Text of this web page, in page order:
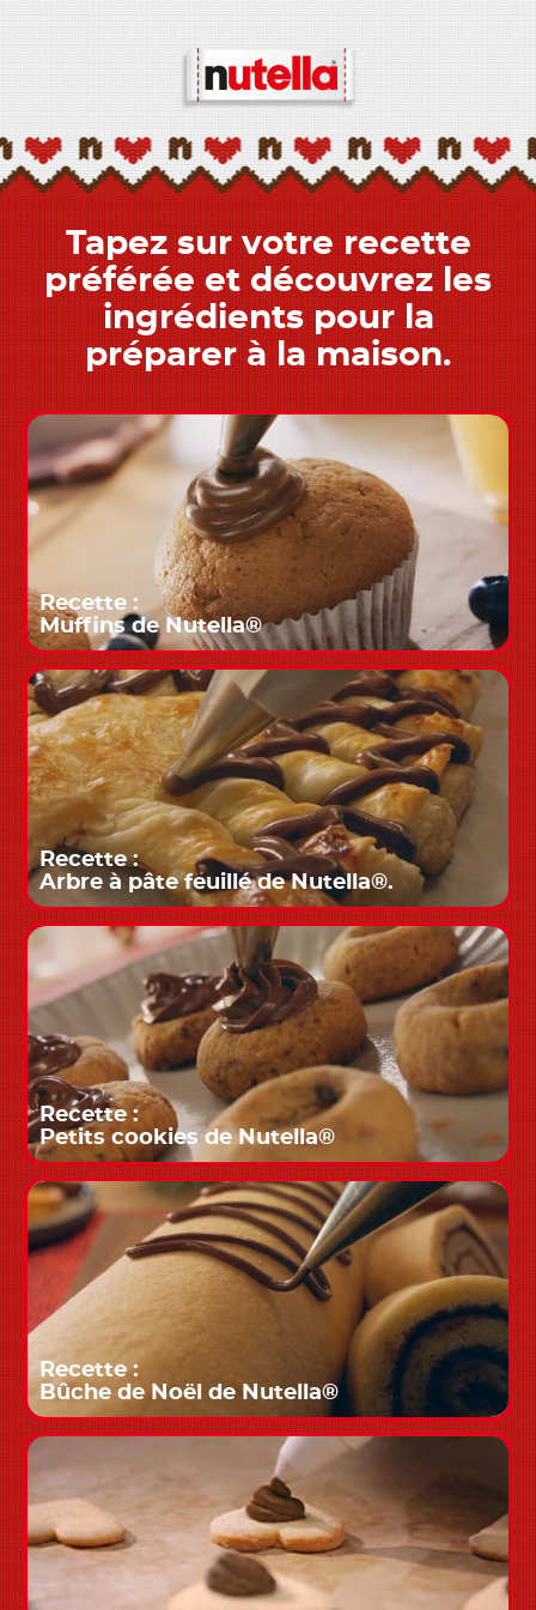
Tapez sur votre recette
préférée et découvrez les
ingrédients pour la
préparer à la maison.
Recette :
Muffins de Nutella®
Recette :
Arbre à pâte feuillé de Nutella®.
Recette :
Petits cookies de Nutella®
Recette :
Bûche de Noël de Nutella®